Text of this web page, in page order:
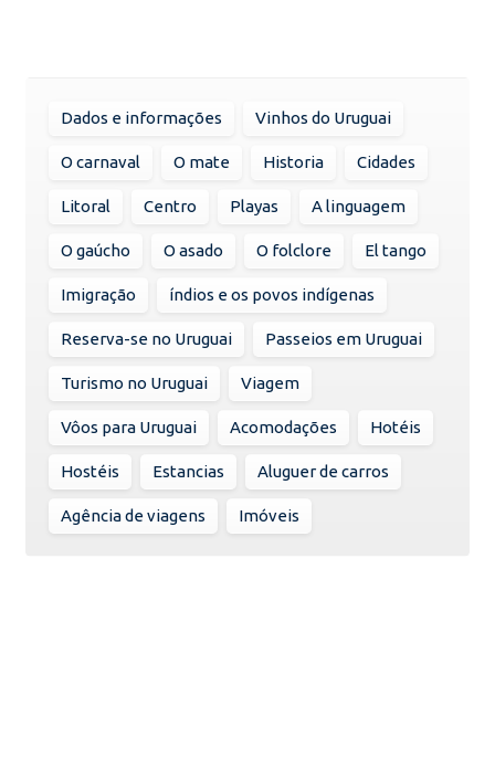
Dados e informações Vinhos do Uruguai
O carnaval O mate Historia Cidades
Litoral Centro Playas A linguagem
O gaúcho O asado O folclore El tango
Imigração índios e os povos indígenas
Reserva-se no Uruguai Passeios em Uruguai
Turismo no Uruguai Viagem
Vôos para Uruguai Acomodações Hotéis
Hostéis Estancias Aluguer de carros
Agência de viagens Imóveis